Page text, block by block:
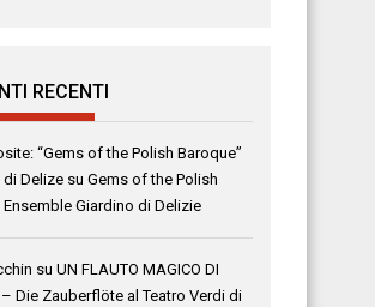
RECENTI
“Gems of the Polish Baroque”
di Delize suGems of the Polish
Giardino di Delizie
suUN FLAUTO MAGICO DI
– Die Zauberflöte al Teatro Verdi di